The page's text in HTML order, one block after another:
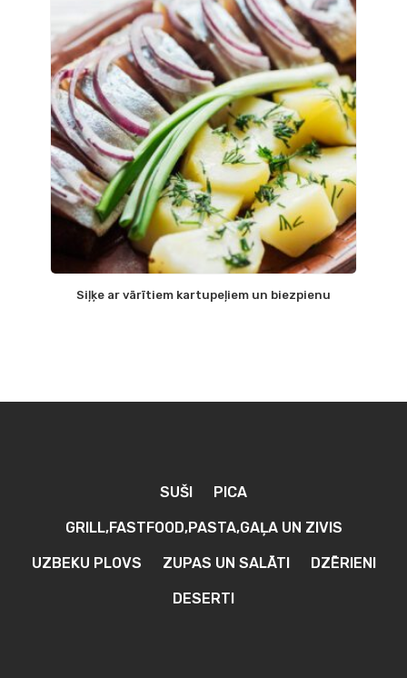
Siļķe ar vārītiem kartupeļiem un biezpienu
SUŠI PICA
GRILL,FASTFOOD,PASTA,GAĻA UN ZIVIS
UZBEKU PLOVS ZUPAS UN SALĀTI DZĒRIENI
DESERTI